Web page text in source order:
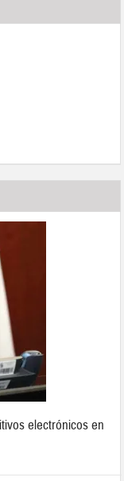
electrónicos en